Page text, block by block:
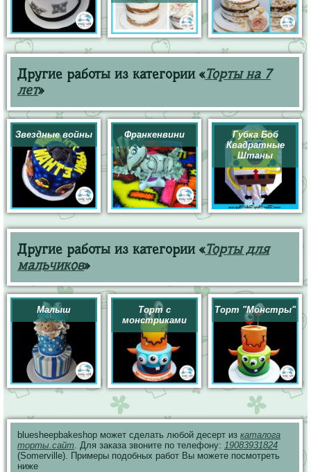
Другие работы из категории «Торты на 7
лет»
Звездные войны Франкенвини
Губка Боб
Квадратные
Штаны
Другие работы из категории «Торты для
мальчиков»
Малыш
Торт с
монстриками
Торт "Монстры"
bluesheepbakeshop может сделать любой десерт из каталога
торты.сайт. Для заказа звоните по телефону: 19083931824
(Somerville). Примеры подобных работ Вы можете посмотреть
ниже